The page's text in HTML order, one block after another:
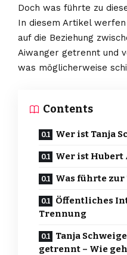
Doch was führte zu
In diesem Artikel
auf die Beziehung
Aiwanger getrennt und
was möglicherweise
Contents
Wer ist Tanja
Wer ist Hubert
Was führte
Öffentliches
Trennung
Tanja
getrennt – Wie